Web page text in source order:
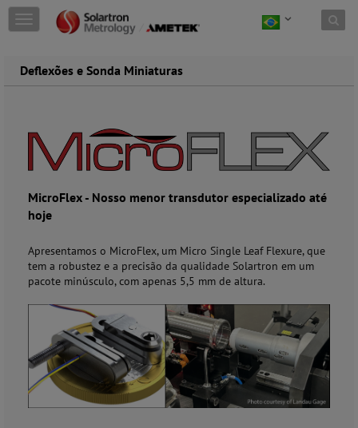
Skip to content
T
o
g
g
n
Deflexões e Sonda Miniaturas
MicroFlex - Nosso menor transdutor especializado até
hoje
Apresentamos o MicroFlex, um Micro Single Leaf Flexure, que
tem a robustez e a precisão da qualidade Solartron em um
pacote minúsculo, com apenas 5,5 mm de altura.